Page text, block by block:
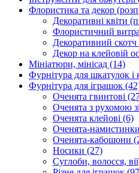
Флористика та декор
Декоративні квіти
Флористичний
Декоративний скотч
Декор на клейовій
Мініатюри, мінісад (14)
Фурнітура для шкатулок і
Фурнітура для іграшок
Оченята гвинтові
Оченята з рухомою
Оченята клейові (6)
Оченята-намистинки
Оченята-кабошони
Носики (27)
Суглоби, волосся,